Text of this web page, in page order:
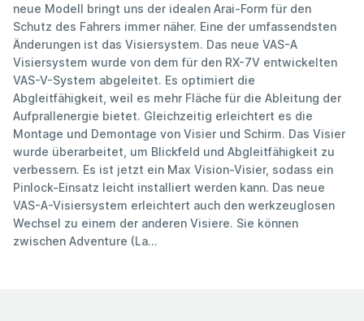
neue Modell bringt uns der idealen Arai-Form für den
Schutz des Fahrers immer näher. Eine der umfassendsten
Änderungen ist das Visiersystem. Das neue VAS-A
Visiersystem wurde von dem für den RX-7V entwickelten
VAS-V-System abgeleitet. Es optimiert die
Abgleitfähigkeit, weil es mehr Fläche für die Ableitung der
Aufprallenergie bietet. Gleichzeitig erleichtert es die
Montage und Demontage von Visier und Schirm. Das Visier
wurde überarbeitet, um Blickfeld und Abgleitfähigkeit zu
verbessern. Es ist jetzt ein Max Vision-Visier, sodass ein
Pinlock-Einsatz leicht installiert werden kann. Das neue
VAS-A-Visiersystem erleichtert auch den werkzeuglosen
Wechsel zu einem der anderen Visiere. Sie können
zwischen Adventure (La...